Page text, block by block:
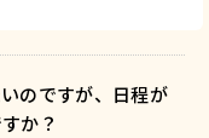
のですが、日程が
か？